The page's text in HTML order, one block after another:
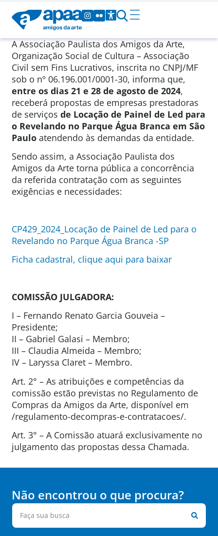
A Associação Paulista dos Amigos da Arte,
Organização Social de Cultura – Associação
Civil sem Fins Lucrativos, inscrita no CNPJ/MF
sob o nº 06.196.001/0001-30, informa que,
entre os dias 21 e 28 de agosto de 2024,
receberá propostas de empresas prestadoras
de serviços de Locação de Painel de Led para
o Revelando no Parque Água Branca em São
Paulo atendendo às demandas da entidade.
Sendo assim, a Associação Paulista dos
Amigos da Arte torna pública a concorrência
da referida contratação com as seguintes
exigências e necessidades:
CP429_2024_Locação de Painel de Led para o
Revelando no Parque Água Branca -SP
Ficha cadastral, clique aqui para baixar
COMISSÃO JULGADORA:
I – Fernando Renato Garcia Gouveia –
Presidente;
II – Gabriel Galasi – Membro;
III – Claudia Almeida – Membro;
IV – Laryssa Claret – Membro.
Art. 2° – As atribuições e competências da
comissão estão previstas no Regulamento de
Compras da Amigos da Arte, disponível em
/regulamento-decompras-e-contratacoes/.
Art. 3° – A Comissão atuará exclusivamente no
julgamento das propostas dessa Chamada.
Não encontrou o que procura?